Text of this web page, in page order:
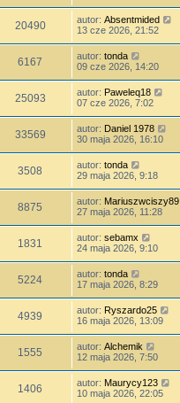
20490 autor: Absentmided
13 cze 2026, 21:52
6167 autor: tonda
09 cze 2026, 14:20
25093 autor: Paweleq18
07 cze 2026, 7:02
33569 autor: Daniel 1978
30 maja 2026, 16:10
3508 autor: tonda
29 maja 2026, 9:18
8875 autor: Mariuszwciszy89
27 maja 2026, 11:28
1831 autor: sebamx
24 maja 2026, 9:10
5224 autor: tonda
17 maja 2026, 8:29
4939 autor: Ryszardo25
16 maja 2026, 13:09
1555 autor: Alchemik
12 maja 2026, 7:50
1406 autor: Maurycy123
10 maja 2026, 22:05